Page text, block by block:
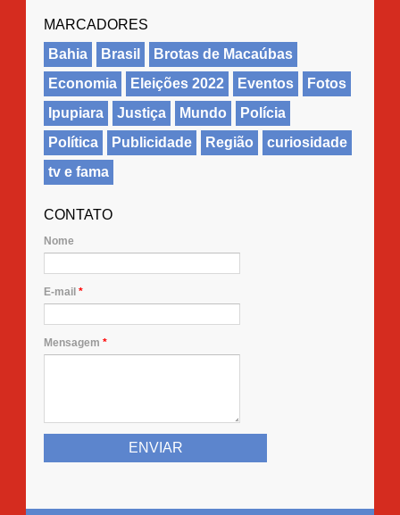
MARCADORES
Bahia
Brasil
Brotas de Macaúbas
Economia
Eleições 2022 Eventos
Fotos
Ipupiara
Justiça Mundo
Polícia
Política
Publicidade Região
curiosidade
tv e fama
CONTATO
Nome
E-mail *
Mensagem *